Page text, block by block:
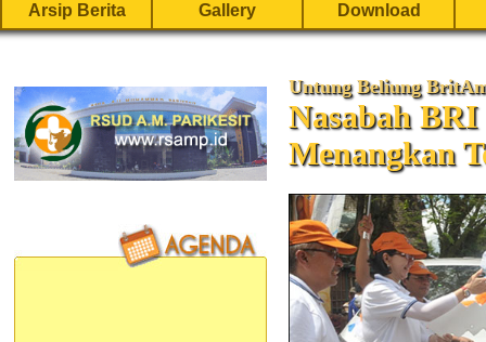
Arsip Berita Gallery Download
Untung Beliung
Nasabah BRI
Menangkan